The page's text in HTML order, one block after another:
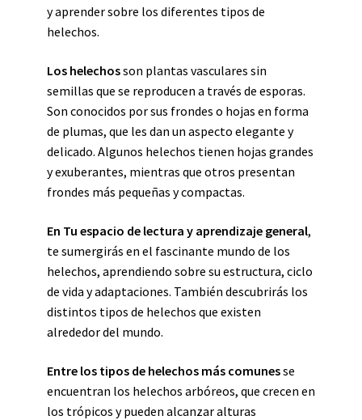
y aprender sobre los diferentes tipos de
helechos.
Los helechosson plantas vasculares sin
semillas que se reproducen a través de esporas.
Son conocidos por sus frondes o hojas en forma
de plumas, que les dan un aspecto elegante y
delicado. Algunos helechos tienen hojas grandes
y exuberantes, mientras que otros presentan
frondes más pequeñas y compactas.
En Tu espacio de lectura y aprendizaje general,
te sumergirás en el fascinante mundo de los
helechos, aprendiendo sobre su estructura, ciclo
de vida y adaptaciones. También descubrirás los
distintos tipos de helechos que existen
alrededor del mundo.
Entre los tipos de helechos más comunesse
encuentran los helechos arbóreos, que crecen en
los trópicos y pueden alcanzar alturas